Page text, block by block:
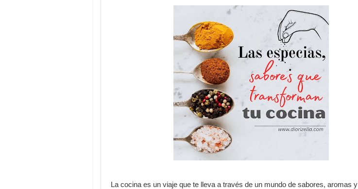
La cocina es un viaje que te lleva a través de un mundo de sabores, aromas y